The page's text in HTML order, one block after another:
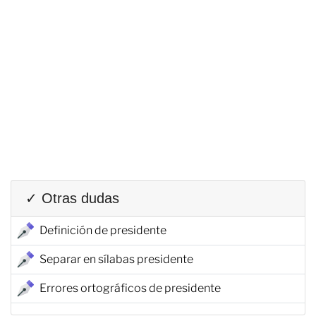
✓ Otras dudas
Definición de presidente
Separar en sílabas presidente
Errores ortográficos de presidente